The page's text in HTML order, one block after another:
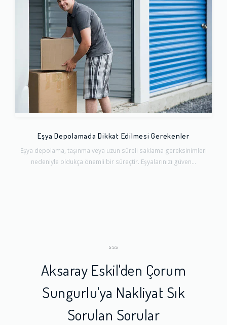
Eşya Depolamada Dikkat Edilmesi Gerekenler
Eşya depolama, taşınma veya uzun süreli saklama gereksinimleri
nedeniyle oldukça önemli bir süreçtir. Eşyalarınızı güven...
SSS
Aksaray Eskil'den Çorum
Sungurlu'ya Nakliyat Sık
Sorulan Sorular